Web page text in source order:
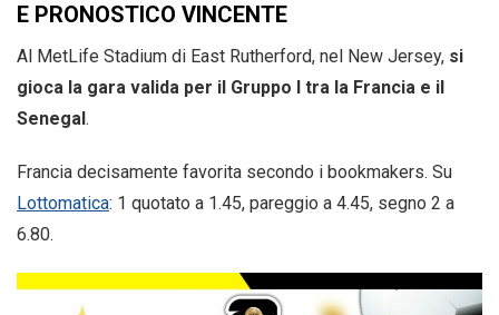
E PRONOSTICO VINCENTE
Al MetLife Stadium di East Rutherford, nel New Jersey, si
gioca la gara valida per il Gruppo I tra la Francia e il
Senegal.
Francia decisamente favorita secondo i bookmakers. Su
Lottomatica: 1 quotato a 1.45, pareggio a 4.45, segno 2 a
6.80.